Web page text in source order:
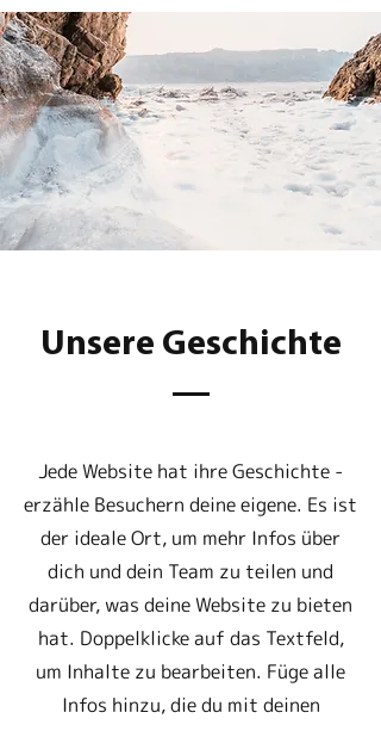
Unsere Geschichte
Jede Website hat ihre Geschichte -
erzähle Besuchern deine eigene. Es ist
der ideale Ort, um mehr Infos über
dich und dein Team zu teilen und
darüber, was deine Website zu bieten
hat. Doppelklicke auf das Textfeld,
um Inhalte zu bearbeiten. Füge alle
Infos hinzu, die du mit deinen